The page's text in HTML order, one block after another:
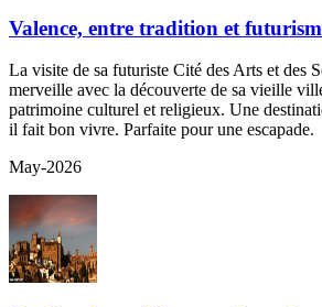
Valence, entre tradition et
La visite de sa futuriste Cité des Arts et des
merveille avec la découverte de sa vieille
patrimoine culturel et religieux. Une
il fait bon vivre. Parfaite pour une escapade.
May-2026